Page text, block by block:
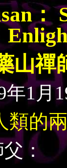
：
山禪
年1月
類的
：